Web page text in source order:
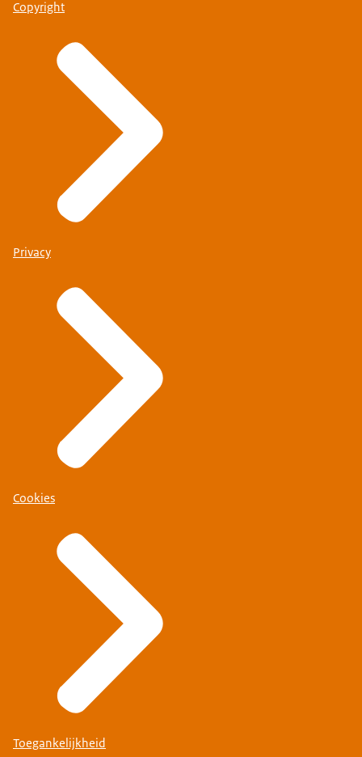
Copyright
Privacy
Cookies
Toegankelijkheid